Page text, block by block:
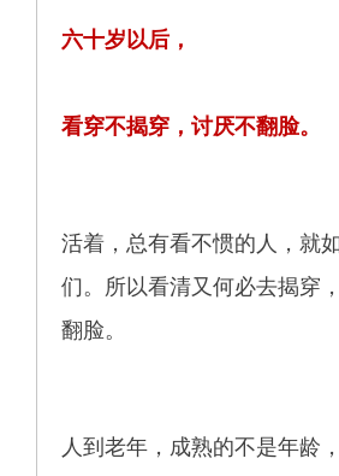
六十岁以后，
看穿不揭穿，讨厌不翻脸。
活着，总有看不惯的人，就
们。所以看清又何必去揭穿
翻脸。
人到老年，成熟的不是年龄